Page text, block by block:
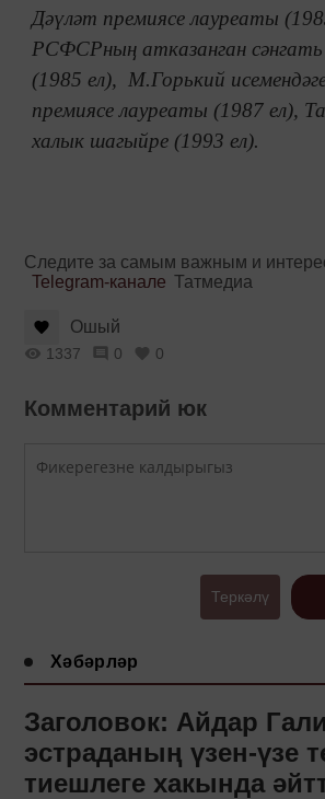
Дәүләт премиясе лауреаты
РСФСРның атказанган сәнгать
(1985 ел), М.Горький
премиясе лауреаты (1987 ел),
халык шагыйре (1993 ел).
Следите за самым важным и
Telegram-канале Татмедиа
Ошый
1337 0 0
Комментарий юк
Теркәлү
Хәбәрләр
Заголовок: Айдар
эстраданың үзен-үзе
тиешлеге хакында